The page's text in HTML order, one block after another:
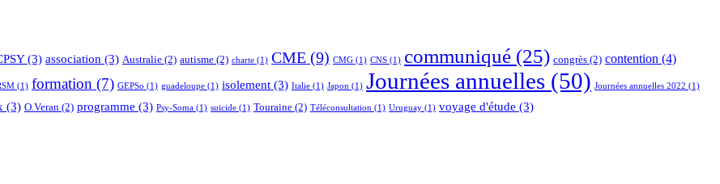
(3) association (3) Australie (2) autisme (2) charte (1) CME (9) CMG (1) CNS (1) communiqué (25) congrès (2) contention (4)
(1) formation (7) GEPSo (1) guadeloupe (1) isolement (3) Italie (1) Japon (1) Journées annuelles (50) Journées annuelles 2022 (1)
(3) O.Veran (2) programme (3) Psy-Soma (1) suicide (1) Touraine (2) Téléconsultation (1) Uruguay (1) voyage d'étude (3)